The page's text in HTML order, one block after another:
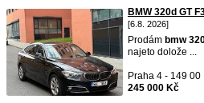
BMW 320d GT
[6.8. 2026]
Prodám bmw
najeto dolože ...
Praha 4 - 149 00
245 000 Kč